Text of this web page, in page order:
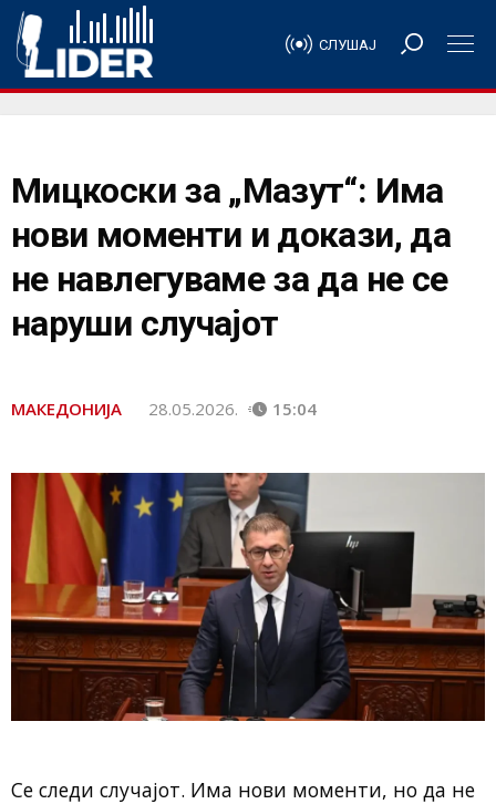
СЛУШАЈ
Мицкоски за „Мазут“: Има
нови моменти и докази, да
не навлегуваме за да не се
наруши случајот
МАКЕДОНИЈА 28.05.2026. 15:04
Се следи случајот. Има нови моменти, но да не